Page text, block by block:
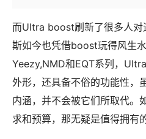
而Ultra boost刷新了很多人对
斯如今也凭借boost玩得风生
Yeezy,NMD和EQT系列，
外形，还具备不俗的功能性，
内涵，并不会被它们所取代
求和预算，那无疑是值得拥有的